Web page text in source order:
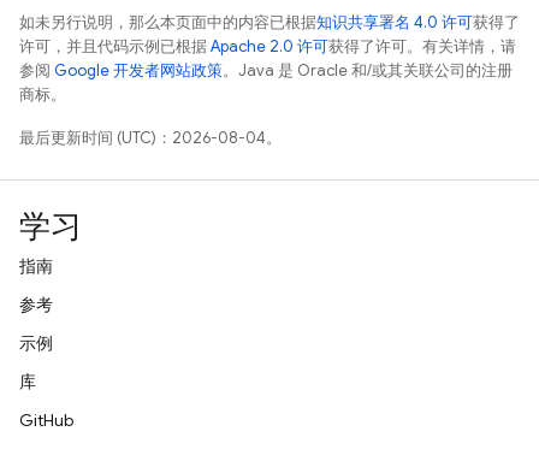
如未另行说明，那么本页面中的内容已根据知识共享署名 4.0 许可获得了
许可，并且代码示例已根据Apache 2.0 许可获得了许可。有关详情，请
参阅 Google 开发者网站政策。Java 是 Oracle 和/或其关联公司的注册
商标。
最后更新时间 (UTC)：2026-08-04。
学习
指南
参考
示例
库
GitHub